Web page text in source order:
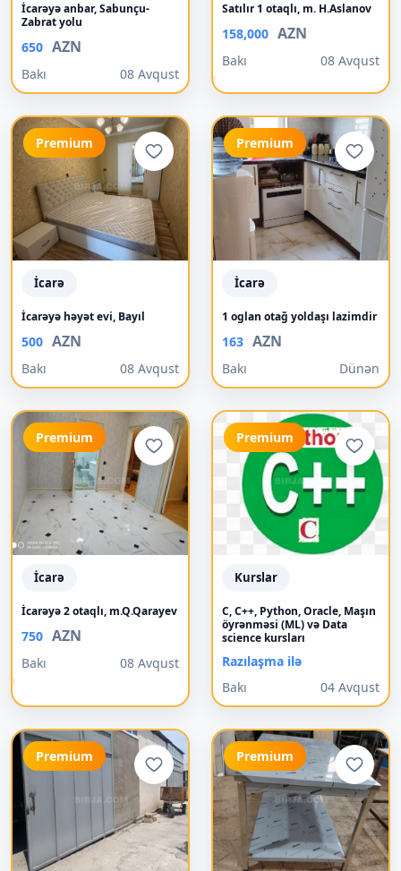
İcarəyə anbar, Sabunçu-
Zabrat yolu
650 AZN
Bakı 08 Avqust
Satılır 1 otaqlı, m. H.Aslanov
158,000 AZN
Bakı 08 Avqust
Premium
İcarə
İcarəyə həyət evi, Bayıl
500 AZN
Bakı 08 Avqust
Premium
İcarə
1 oglan otağ yoldaşı lazimdir
163 AZN
Bakı Dünən
Premium
İcarə
İcarəyə 2 otaqlı, m.Q.Qarayev
750 AZN
Bakı 08 Avqust
Premium
Kurslar
C, C++, Python, Oracle, Maşın
öyrənməsi (ML) və Data
science kursları
Razılaşma ilə
Bakı
04 Avqust
Premium Premium